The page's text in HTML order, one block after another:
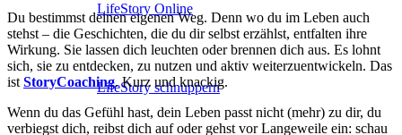
LifeStory Online
LifeStory schnuppern
Du bestimmst deinen eigenen Weg. Denn wo du im Leben auch
stehst – die Geschichten, die du dir selbst erzählst, entfalten ihre
Wirkung. Sie lassen dich leuchten oder brennen dich aus. Es lohnt
sich, sie zu entdecken, zu nutzen und aktiv weiterzuentwickeln. Das
istStoryCoaching. Kurz und knackig.
Wenn du das Gefühl hast, dein Leben passt nicht (mehr) zu dir, du
verbiegst dich, reibst dich auf oder gehst vor Langeweile ein: schau